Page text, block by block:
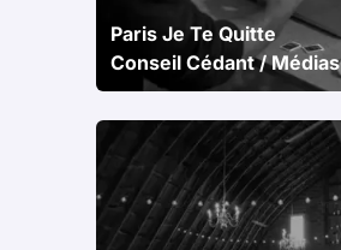
Paris Je Te Quitte
Conseil Cédant / Médias